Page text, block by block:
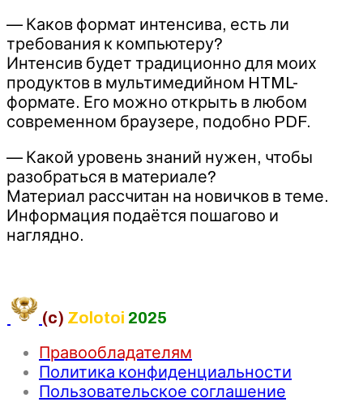
— Каков формат интенсива, есть ли
требования к компьютеру?
Интенсив будет традиционно для моих
продуктов в мультимедийном HTML-
формате. Его можно открыть в любом
современном браузере, подобно PDF.
— Какой уровень знаний нужен, чтобы
разобраться в материале?
Материал рассчитан на новичков в теме.
Информация подаётся пошагово и
наглядно.
(c) Zolotoi 2025
Правообладателям
Политика конфиденциальности
Пользовательское соглашение